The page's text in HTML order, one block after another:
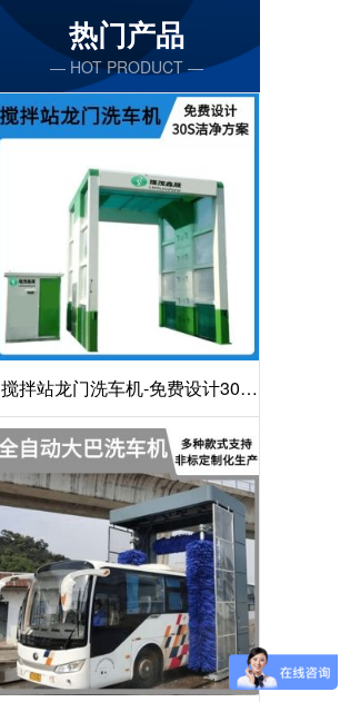
热门产品
— HOT PRODUCT —
搅拌站龙门洗车机-免费设计30S
洁净方案[隆茂鑫晟]